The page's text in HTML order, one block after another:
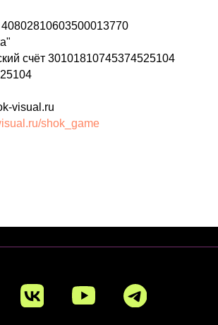
40802810603500013770
счёт 30101810745374525104
visual.ru
shok_game